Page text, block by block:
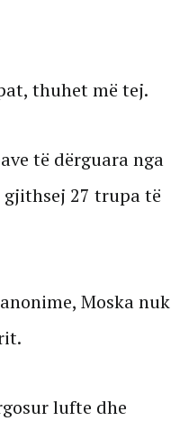
thuhet më tej.
të dërguara nga
gjithsej 27 trupa të
Moska nuk
lufte dhe